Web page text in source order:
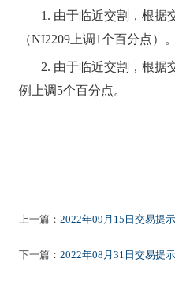
1. 由于临近交割，根据
（NI2209 上调1个百分点）
2. 由于临近交割，根据
例上调5个百分点。
上一篇： 2022年09月15日交易提示
下一篇： 2022年08月31日交易提示